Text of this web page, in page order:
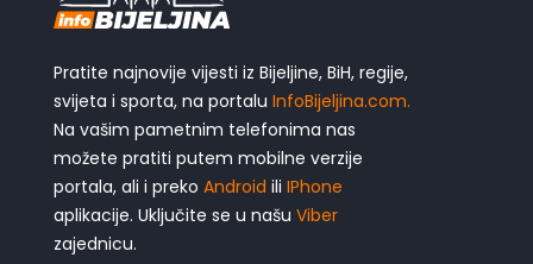
Pratite najnovije vijesti iz Bijeljine, BiH, regije,
svijeta i sporta, na portalu InfoBijeljina.com.
Na vašim pametnim telefonima nas
možete pratiti putem mobilne verzije
portala, ali i preko Android ili IPhone
aplikacije. Uključite se u našu Viber
zajednicu.